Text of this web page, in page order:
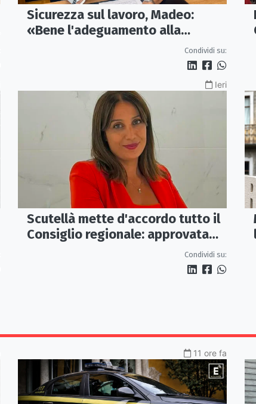
Sicurezza sul lavoro, Madeo:
«Bene l'adeguamento alla
normativa nazionale, servono più
Condividi su:
Ieri
Scutellà mette d'accordo tutto il
Consiglio regionale: approvata
mozione per i treni Sibari-Paola
Condividi su:
11 ore fa